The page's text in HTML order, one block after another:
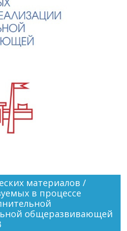
материалов /
в процессе
общеразвивающей